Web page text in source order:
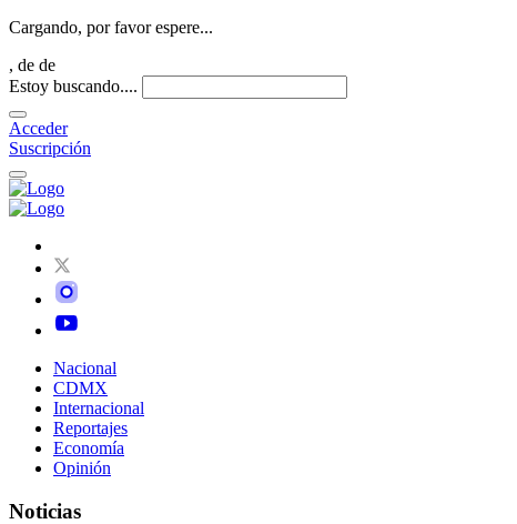
Cargando, por favor espere...
, de de
Estoy buscando....
Acceder
Suscripción
Nacional
CDMX
Internacional
Reportajes
Economía
Opinión
Noticias